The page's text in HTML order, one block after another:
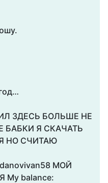
ЗДЕСЬ БОЛЬШЕ НЕ
БАБКИ Я СКАЧАТЬ
НО СЧИТАЮ
МОЙ
balance: